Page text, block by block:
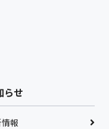
らせ
報